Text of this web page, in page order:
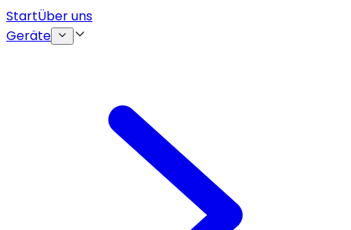
StartÜber uns
Geräte